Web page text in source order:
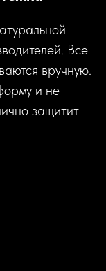
Все
вручную.
и не
защитит